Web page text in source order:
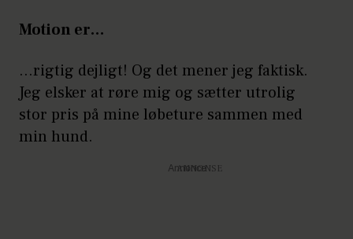
Motion er…
…rigtig dejligt! Og det mener jeg faktisk.
Jeg elsker at røre mig og sætter utrolig
stor pris på mine løbeture sammen med
min hund.
Annonce